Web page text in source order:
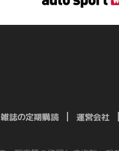
雑誌の定期購読 運営会社